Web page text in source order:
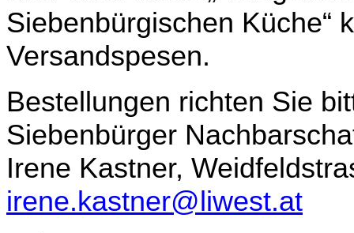
Siebenbürgischen Küche“
Versandspesen.
Bestellungen richten Sie
Siebenbürger
Irene Kastner,
irene.kastner@liwest.at